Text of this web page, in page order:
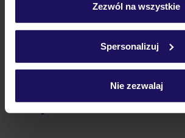
Szczegółowe informacje o plikach
Zezwól na wszystkie
Spersonalizuj
Nie zezwalaj
Hotel
Pokoje